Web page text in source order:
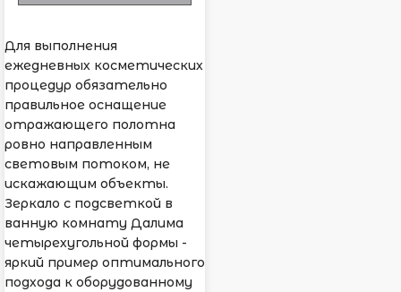
Для выполнения
ежедневных косметических
процедур обязательно
правильное оснащение
отражающего полотна
ровно направленным
световым потоком, не
искажающим объекты.
Зеркало с подсветкой в
ванную комнату Далима
четырехугольной формы -
яркий пример оптимального
подхода к оборудованному